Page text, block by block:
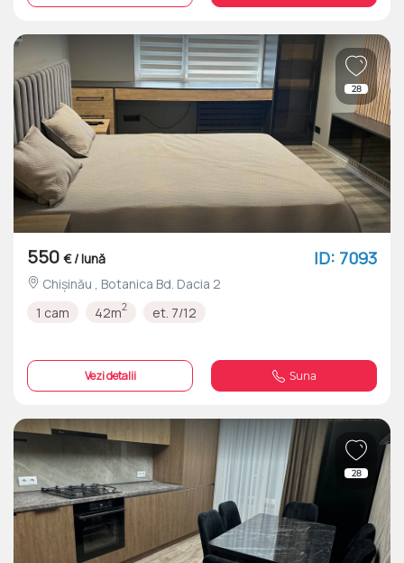
28
550 € / lună ID: 7093
Chișinău , Botanica Bd. Dacia 2
1 cam
42m2 et. 7/12
Vezi detalii Suna
28